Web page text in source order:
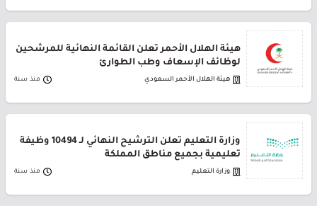
هيئة الهلال الأحمر تعلن القائمة النهائية للمرشحين
لوظائف الإسعاف وطب الطوارئ
هيئة الهلال الأحمر السعودي منذ سنة
وزارة التعليم تعلن الترشيح النهائي لـ 10494 وظيفة
تعليمية بجميع مناطق المملكة
وزارة التعليم منذ سنة